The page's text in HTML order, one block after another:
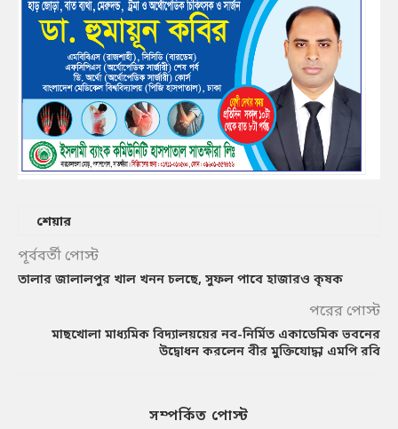
শেয়ার
পূর্ববর্তী পোস্ট
তালার জালালপুর খাল খনন চলছে, সুফল পাবে হাজারও কৃষক
পরের পোস্ট
মাছখোলা মাধ্যমিক বিদ্যালয়য়ের নব-নির্মিত একাডেমিক ভবনের
উদ্বোধন করলেন বীর মুক্তিযোদ্ধা এমপি রবি
সম্পর্কিত পোস্ট